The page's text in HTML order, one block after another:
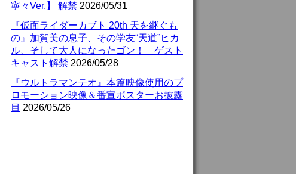
寧々Ver.】 解禁 2026/05/31
『仮面ライダーカブト 20th 天を継ぐも
の』加賀美の息子、その学友“天道”ヒカ
ル、そして大人になったゴン！ ゲスト
キャスト解禁 2026/05/28
『ウルトラマンテオ』本篇映像使用のプ
ロモーション映像＆番宣ポスターお披露
目 2026/05/26